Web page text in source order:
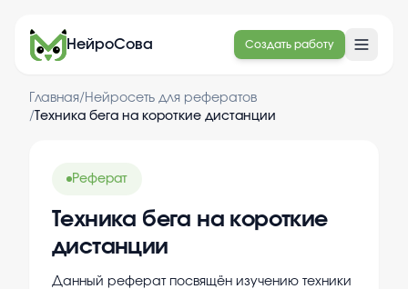
НейроСова Создать работу
Главная/ Нейросеть для рефератов
/ Техника бега на короткие дистанции
Реферат
Техника бега на короткие
дистанции
Данный реферат посвящён изучению техники